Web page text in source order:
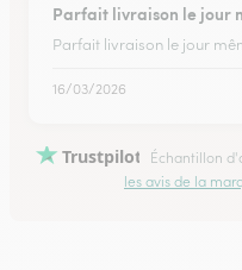
Parfait livraison le jour
Parfait livraison le jour
16/03/2026
Trustpilot Échantillon
les avis de la